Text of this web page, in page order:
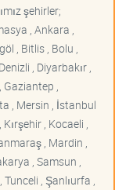
şehirler;
, Ankara ,
, Bitlis , Bolu ,
, Diyarbakır ,
,
, Mersin , İstanbul
, Kocaeli ,
, Mardin ,
, Samsun ,
, Şanlıurfa ,